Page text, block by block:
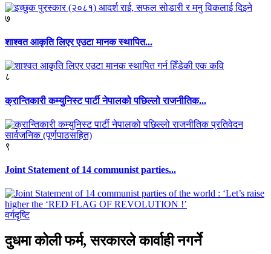
७
शाश्वत आकृति लिएर एउटा मानक स्थापित...
८
क्रान्तिकारी कम्युनिस्ट पार्टी नेपालको पछिल्लो राजनीतिक...
९
Joint Statement of 14 communist parties...
वर्गदृष्टि
दुधमा कोली फर्म, सरकारले कार्वाही नगर्ने